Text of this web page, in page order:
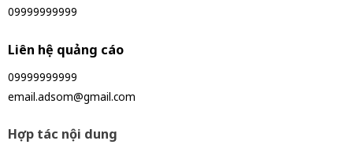
09999999999
Liên hệ quảng cáo
09999999999
email.adsom@gmail.com
Hợp tác nội dung